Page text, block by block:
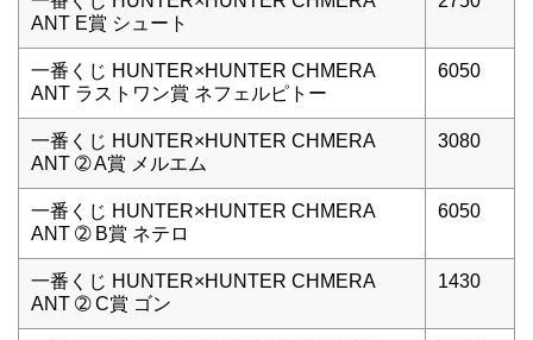
ANT E賞 シュート
一番くじ HUNTER×HUNTER CHMERA
ANT ラストワン賞 ネフェルピトー
6050
一番くじ HUNTER×HUNTER CHMERA
ANT ➁ A賞 メルエム
3080
一番くじ HUNTER×HUNTER CHMERA
ANT ➁ B賞 ネテロ
6050
一番くじ HUNTER×HUNTER CHMERA
ANT ➁ C賞 ゴン
1430